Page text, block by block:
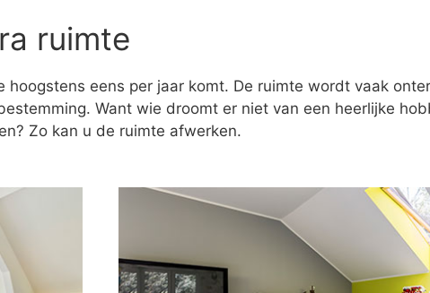
ruimte
eens per jaar komt. De ruimte wordt vaak
Want wie droomt er niet van een heerlijke
Zo kan u de ruimte afwerken.